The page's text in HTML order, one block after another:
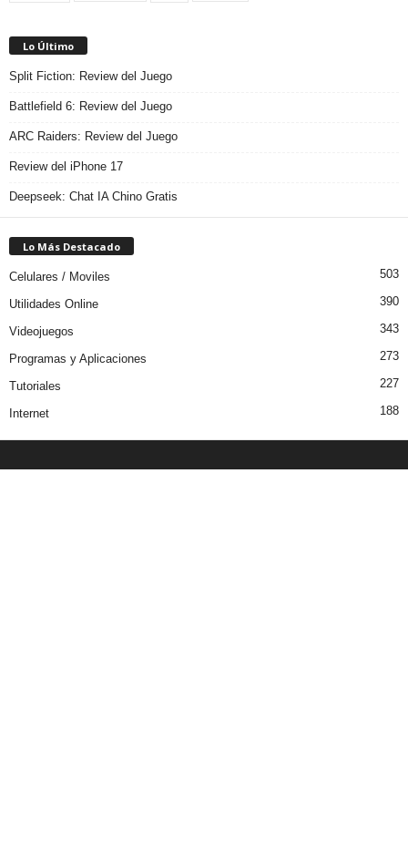
Lo Último
Split Fiction: Review del Juego
Battlefield 6: Review del Juego
ARC Raiders: Review del Juego
Review del iPhone 17
Deepseek: Chat IA Chino Gratis
Lo Más Destacado
Celulares / Moviles 503
Utilidades Online 390
Videojuegos 343
Programas y Aplicaciones 273
Tutoriales 227
Internet 188